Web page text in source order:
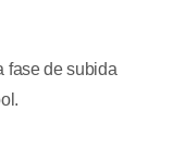
fase de subida